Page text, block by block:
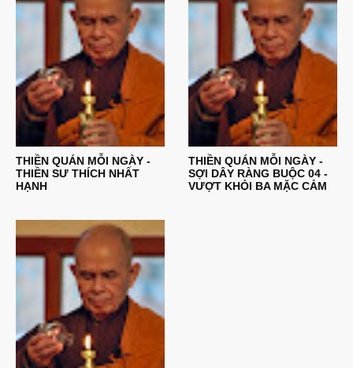
THIỀN QUÁN MỖI NGÀY -
THIỀN SƯ THÍCH NHẤT
HẠNH
THIỀN QUÁN MỖI NGÀY -
SỢI DÂY RÀNG BUỘC 04 -
VƯỢT KHỎI BA MẶC CẢM